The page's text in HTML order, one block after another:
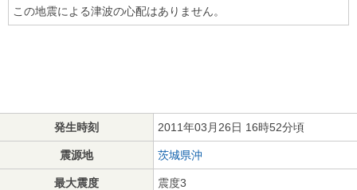
この地震による津波の心配はありません。
発生時刻 2011年03月26日 16時52分頃
震源地 茨城県沖
最大震度 震度3